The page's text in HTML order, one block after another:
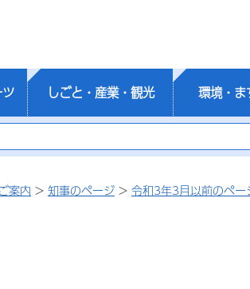
しごと・産業・観光 環境・ま
案内 > 知事のページ > 令和3年3月以前のペー